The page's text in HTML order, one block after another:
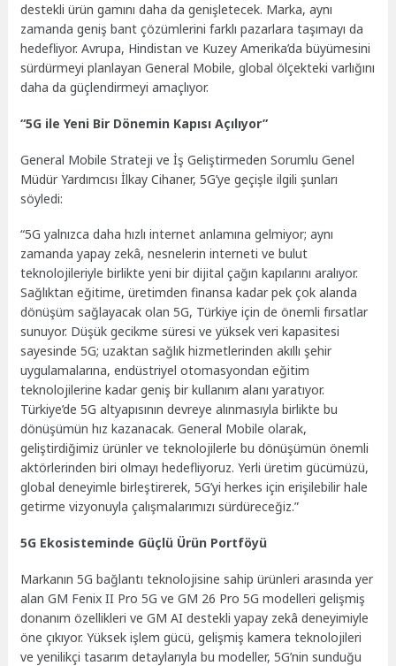
destekli ürün gamını daha da genişletecek. Marka, aynı
zamanda geniş bant çözümlerini farklı pazarlara taşımayı da
hedefliyor. Avrupa, Hindistan ve Kuzey Amerika’da büyümesini
sürdürmeyi planlayan General Mobile, global ölçekteki varlığını
daha da güçlendirmeyi amaçlıyor.
“5G ile Yeni Bir Dönemin Kapısı Açılıyor”
General Mobile Strateji ve İş Geliştirmeden Sorumlu Genel
Müdür Yardımcısı İlkay Cihaner, 5G’ye geçişle ilgili şunları
söyledi:
“5G yalnızca daha hızlı internet anlamına gelmiyor; aynı
zamanda yapay zekâ, nesnelerin interneti ve bulut
teknolojileriyle birlikte yeni bir dijital çağın kapılarını aralıyor.
Sağlıktan eğitime, üretimden finansa kadar pek çok alanda
dönüşüm sağlayacak olan 5G, Türkiye için de önemli fırsatlar
sunuyor. Düşük gecikme süresi ve yüksek veri kapasitesi
sayesinde 5G; uzaktan sağlık hizmetlerinden akıllı şehir
uygulamalarına, endüstriyel otomasyondan eğitim
teknolojilerine kadar geniş bir kullanım alanı yaratıyor.
Türkiye’de 5G altyapısının devreye alınmasıyla birlikte bu
dönüşümün hız kazanacak. General Mobile olarak,
geliştirdiğimiz ürünler ve teknolojilerle bu dönüşümün önemli
aktörlerinden biri olmayı hedefliyoruz. Yerli üretim gücümüzü,
global deneyimle birleştirerek, 5G’yi herkes için erişilebilir hale
getirme vizyonuyla çalışmalarımızı sürdüreceğiz.”
5G Ekosisteminde Güçlü Ürün Portföyü
Markanın 5G bağlantı teknolojisine sahip ürünleri arasında yer
alan GM Fenix II Pro 5G ve GM 26 Pro 5G modelleri gelişmiş
donanım özellikleri ve GM AI destekli yapay zekâ deneyimiyle
öne çıkıyor. Yüksek işlem gücü, gelişmiş kamera teknolojileri
ve yenilikçi tasarım detaylarıyla bu modeller, 5G’nin sunduğu